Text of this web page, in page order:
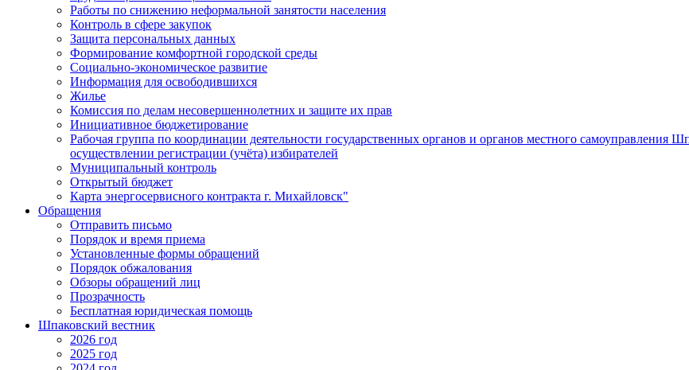
Работы по снижению неформальной занятости населения
Контроль в сфере закупок
Защита персональных данных
Формирование комфортной городской среды
Социально-экономическое развитие
Информация для освободившихся
Жилье
Комиссия по делам несовершеннолетних и защите их прав
Инициативное бюджетирование
Рабочая группа по координации деятельности государственных органов и органов местного самоуправления
осуществлении регистрации (учёта) избирателей
Муниципальный контроль
Открытый бюджет
Карта энергосервисного контракта г. Михайловск"
Обращения
Отправить письмо
Порядок и время приема
Установленные формы обращений
Порядок обжалования
Обзоры обращений лиц
Прозрачность
Бесплатная юридическая помощь
Шпаковский вестник
2026 год
2025 год